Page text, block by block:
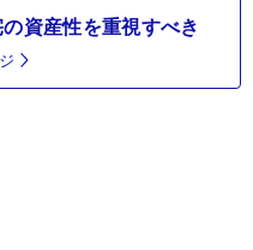
資産性を重視すべき